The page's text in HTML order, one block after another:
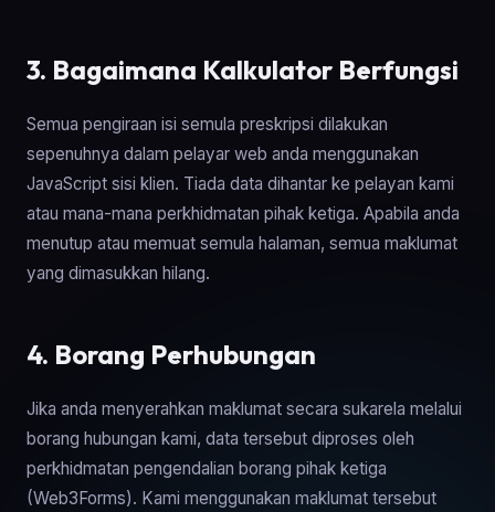
3. Bagaimana Kalkulator Berfungsi
Semua pengiraan isi semula preskripsi dilakukan
sepenuhnya dalam pelayar web anda menggunakan
JavaScript sisi klien. Tiada data dihantar ke pelayan kami
atau mana-mana perkhidmatan pihak ketiga. Apabila anda
menutup atau memuat semula halaman, semua maklumat
yang dimasukkan hilang.
4. Borang Perhubungan
Jika anda menyerahkan maklumat secara sukarela melalui
borang hubungan kami, data tersebut diproses oleh
perkhidmatan pengendalian borang pihak ketiga
(Web3Forms). Kami menggunakan maklumat tersebut